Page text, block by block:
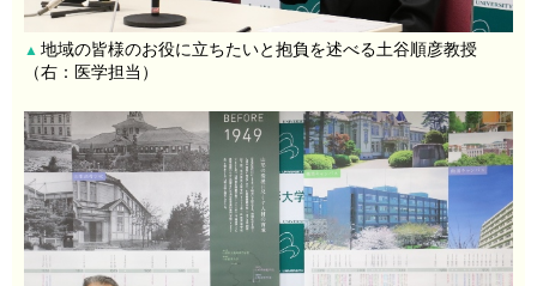
▲ 地域の皆様のお役に立ちたいと抱負を述べる土谷順彦教授
（右：医学担当）